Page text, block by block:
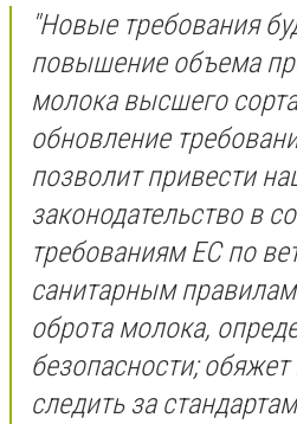
"Новые требования
повышение объема
молока высшего
обновление
позволит привести
законодательство в
требованиям ЕС по
санитарным
оброта молока,
безопасности;
следить за